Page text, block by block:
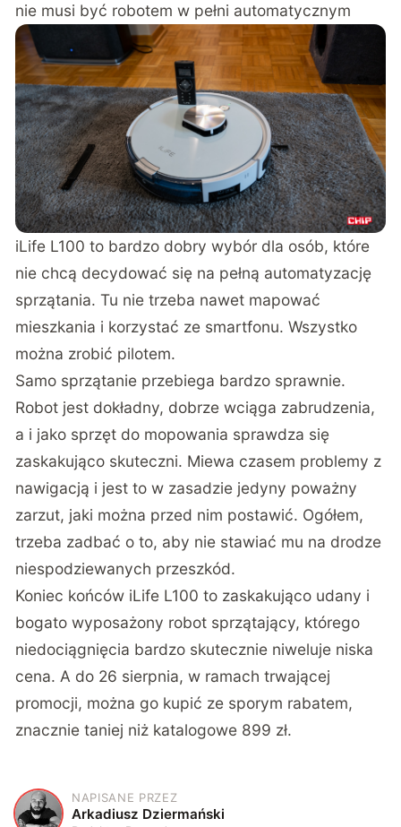
nie musi być robotem w pełni automatycznym
iLife L100 to bardzo dobry wybór dla osób, które
nie chcą decydować się na pełną automatyzację
sprzątania. Tu nie trzeba nawet mapować
mieszkania i korzystać ze smartfonu. Wszystko
można zrobić pilotem.
Samo sprzątanie przebiega bardzo sprawnie.
Robot jest dokładny, dobrze wciąga zabrudzenia,
a i jako sprzęt do mopowania sprawdza się
zaskakująco skuteczni. Miewa czasem problemy z
nawigacją i jest to w zasadzie jedyny poważny
zarzut, jaki można przed nim postawić. Ogółem,
trzeba zadbać o to, aby nie stawiać mu na drodze
niespodziewanych przeszkód.
Koniec końców iLife L100 to zaskakująco udany i
bogato wyposażony robot sprzątający, którego
niedociągnięcia bardzo skutecznie niweluje niska
cena. A do 26 sierpnia, w ramach trwającej
promocji, można go kupić ze sporym rabatem,
znacznie taniej niż katalogowe 899 zł.
A
NAPISANE PRZEZ
Arkadiusz Dziermański